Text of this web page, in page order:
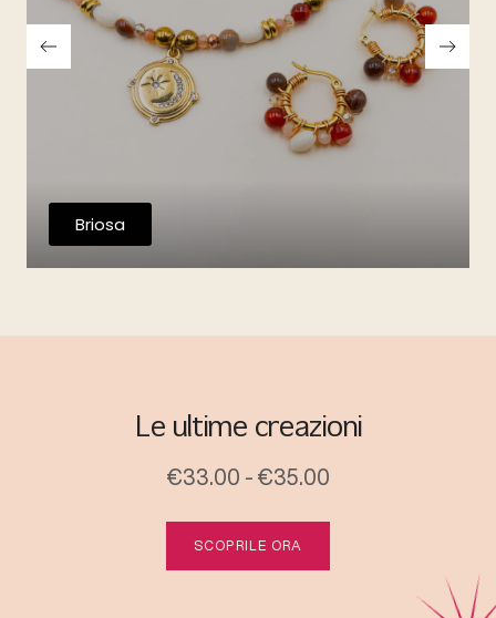
Briosa
Le ultime creazioni
€33.00 - €35.00
SCOPRILE ORA